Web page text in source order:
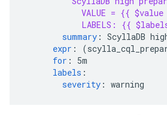
VALUE = {{
LABELS: {{
summary : ScyllaDB
expr :
for :
5m
labels :
severity : warning